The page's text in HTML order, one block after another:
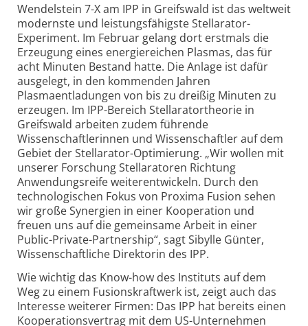
Wendelstein 7-X am IPP in Greifswald ist das weltweit
modernste und leistungs­fähigste Stellarator-
Experiment. Im Februar gelang dort erstmals die
Erzeugung eines energiereichen Plasmas, das für
acht Minuten Bestand hatte. Die Anlage ist dafür
ausgelegt, in den kommenden Jahren
Plasmaentladungen von bis zu dreißig Minuten zu
erzeugen. Im IPP-Bereich Stellarator­theorie in
Greifswald arbeiten zudem führende
Wissenschaftlerinnen und Wissenschaftler auf dem
Gebiet der Stella­rator-Optimierung. „Wir wollen mit
unserer Forschung Stellaratoren Richtung
Anwendungs­reife weiterentwickeln. Durch den
techno­logischen Fokus von Proxima Fusion sehen
wir große Synergien in einer Kooperation und
freuen uns auf die gemeinsame Arbeit in einer
Public-Private-Partnership“, sagt Sibylle Günter,
Wissen­schaftliche Direktorin des IPP.
Wie wichtig das Know-how des Instituts auf dem
Weg zu einem Fusionskraftwerk ist, zeigt auch das
Interesse weiterer Firmen: Das IPP hat bereits einen
Kooperations­vertrag mit dem US-Unternehmen